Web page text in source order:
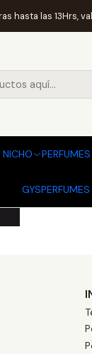
NICHO
hasta las 13Hrs,
PERFUMES NICHO